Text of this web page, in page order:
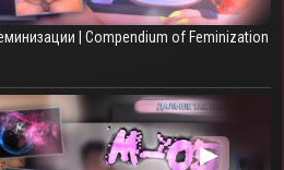
| Compendium of Feminization
▶